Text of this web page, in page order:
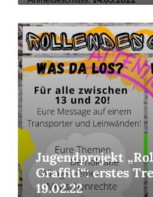
Jugendprojekt
Graffiti“: erstes
19.02.22
Read
More